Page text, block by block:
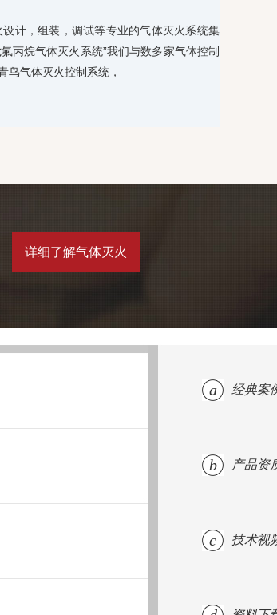
计，组装，调试等专业的气体灭火系统集
丙烷气体灭火系统”我们与数多家气体控制
鸟气体灭火控制系统，
详细了解气体灭火
a 经典案
b 产品资
c 技术视